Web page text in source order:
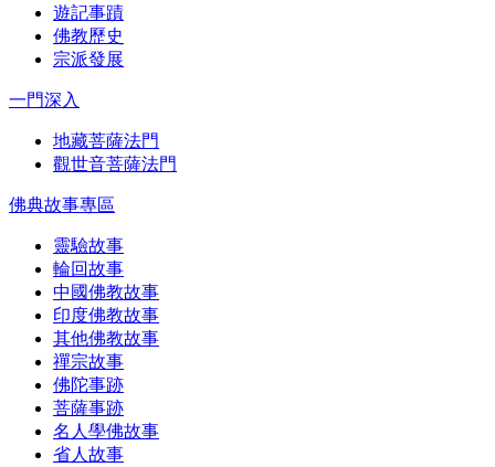
遊記事蹟
佛教歷史
宗派發展
一門深入
地藏菩薩法門
觀世音菩薩法門
佛典故事專區
靈驗故事
輪回故事
中國佛教故事
印度佛教故事
其他佛教故事
禪宗故事
佛陀事跡
菩薩事跡
名人學佛故事
省人故事